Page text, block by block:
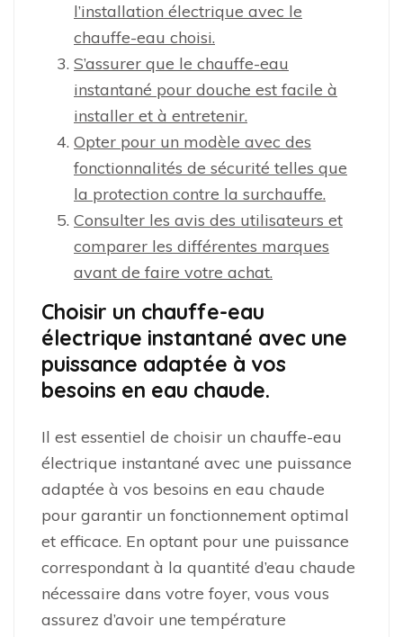
l’installation électrique avec le
chauffe-eau choisi.
S’assurer que le chauffe-eau
instantané pour douche est facile à
installer et à entretenir.
Opter pour un modèle avec des
fonctionnalités de sécurité telles que
la protection contre la surchauffe.
Consulter les avis des utilisateurs et
comparer les différentes marques
avant de faire votre achat.
Choisir un chauffe-eau
électrique instantané avec une
puissance adaptée à vos
besoins en eau chaude.
Il est essentiel de choisir un chauffe-eau
électrique instantané avec une puissance
adaptée à vos besoins en eau chaude
pour garantir un fonctionnement optimal
et efficace. En optant pour une puissance
correspondant à la quantité d’eau chaude
nécessaire dans votre foyer, vous vous
assurez d’avoir une température